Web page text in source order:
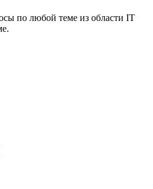
по любой теме из области IT